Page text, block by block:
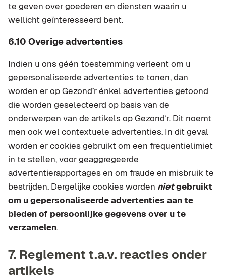
te geven over goederen en diensten waarin u
wellicht geïnteresseerd bent.
6.10 Overige advertenties
Indien u ons géén toestemming verleent om u
gepersonaliseerde advertenties te tonen, dan
worden er op Gezond’r énkel advertenties getoond
die worden geselecteerd op basis van de
onderwerpen van de artikels op Gezond’r. Dit noemt
men ook wel contextuele advertenties. In dit geval
worden er cookies gebruikt om een frequentielimiet
in te stellen, voor geaggregeerde
advertentierapportages en om fraude en misbruik te
bestrijden. Dergelijke cookies worden nietgebruikt
om u gepersonaliseerde advertenties aan te
bieden of persoonlijke gegevens over u te
verzamelen.
7. Reglement t.a.v. reacties onder
artikels